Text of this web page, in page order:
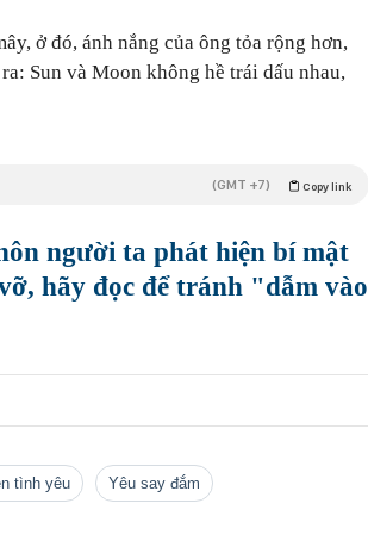
ở đó, ánh nắng của ông tỏa rộng hơn,
Sun và Moon không hề trái dấu nhau,
Copy link
(GMT +7)
người ta phát hiện bí mật
hãy đọc để tránh "dẫm vào
tình yêu yêu say đắm